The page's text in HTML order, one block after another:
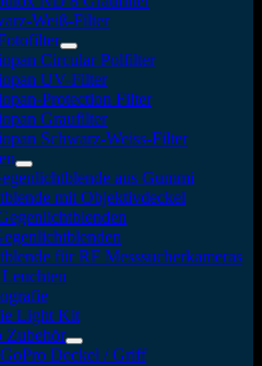
Weiß-Filter
Circular Polfilter
UV-Filter
Protection Filter
Graufilter
Schwarz-Weiss-Filter
aus Gummi
mit Objektivdeckel
für RF Messsucherkameras
Light Kit
Zubehör
Deckel / Griff